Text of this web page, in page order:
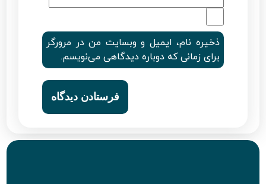
ذخیره نام، ایمیل و وبسایت من در مرورگر
برای زمانی که دوباره دیدگاهی می‌نویسم.